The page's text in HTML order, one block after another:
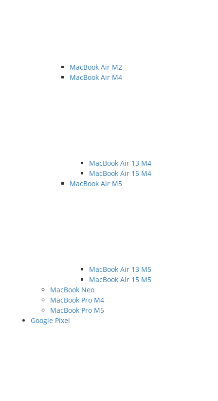
MacBook Air M2
MacBook Air M4
MacBook Air 13 M4
MacBook Air 15 M4
MacBook Air M5
MacBook Air 13 M5
MacBook Air 15 M5
MacBook Neo
MacBook Pro M4
MacBook Pro M5
Google Pixel